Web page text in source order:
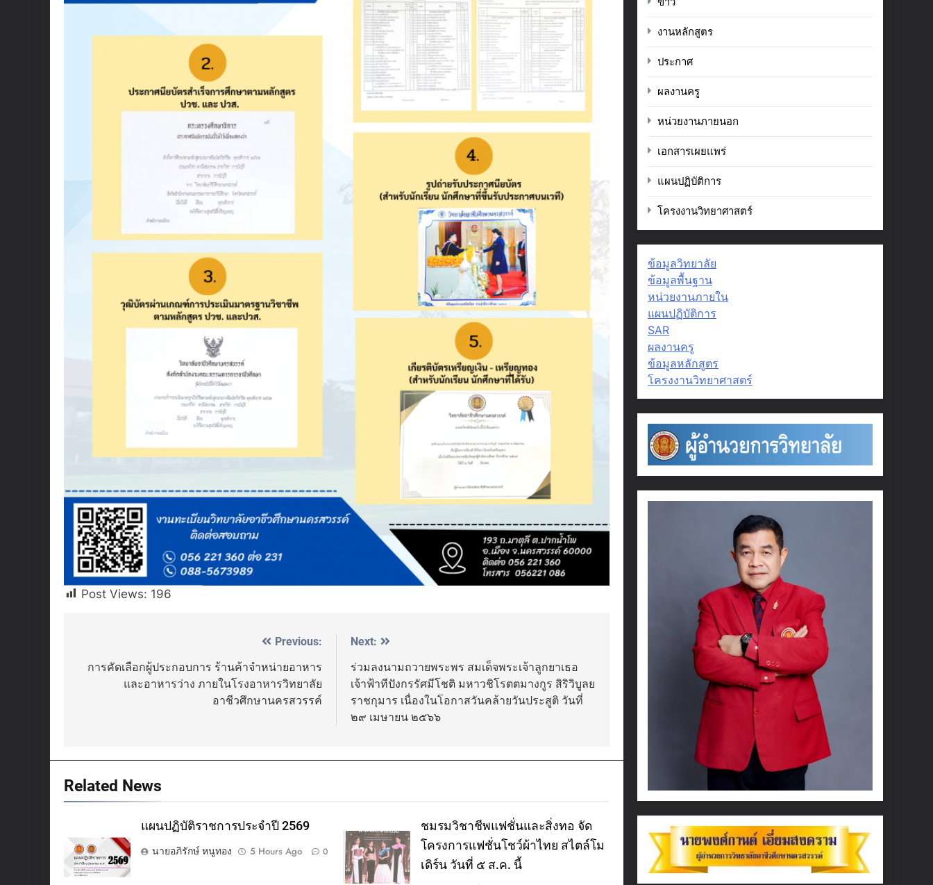
Post Views: 196
navigation
Previous:
การคัดเลือกผู้ประกอบการ ร้านค้าจำหน่ายอาหาร
และอาหารว่าง ภายในโรงอาหารวิทยาลัย
อาชีวศึกษานครสวรรค์
Next:
ร่วมลงนามถวายพระพร สมเด็จพระเจ้าลูกยาเธอ
เจ้าฟ้าทีปังกรรัศมีโชติ มหาวชิโรตตมางกูร สิริวิบูลย
ราชกุมาร เนื่องในโอกาสวันคล้ายวันประสูติ วันที่
๒๙ เมษายน ๒๕๖๖
Related News
แผนปฏิบัติราชการประจำปี 2569
นายอภิรักษ์ หนูทอง
5 Hours Ago 0
ชมรมวิชาชีพแฟชั่นและสิ่งทอ จัด
โครงการแฟชั่นโชว์ผ้าไทย สไตล์โม
เดิร์น วันที่ ๕ ส.ค. นี้
งานหลักสูตร
ประกาศ
ผลงานครู
หน่วยงานภายนอก
เอกสารเผยแพร่
แผนปฏิบัติการ
โครงงานวิทยาศาสตร์
ข้อมูลวิทยาลัย
ข้อมูลพื้นฐาน
หน่วยงานภายใน
แผนปฏิบัติการ
SAR
ผลงานครู
ข้อมูลหลักสูตร
โครงงานวิทยาศาสตร์